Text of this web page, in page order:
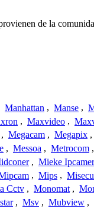
de la
Manhattan , Manse ,
, Maxvideo ,
, Megacam , Megapix ,
, Messoa , Metrocom ,
, Mieke
, Mips , Misecu
Cctv , Monomat ,
, Msv , Mubview ,